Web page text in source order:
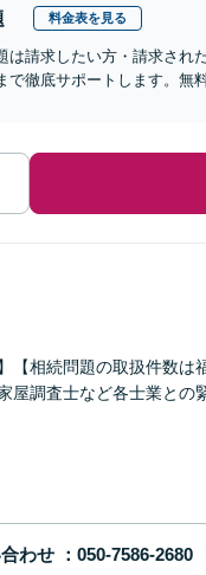
料金表を見る
は請求したい方・請求さ
徹底サポートします。無
【相続問題の取扱件数
調査士など各士業との
わせ